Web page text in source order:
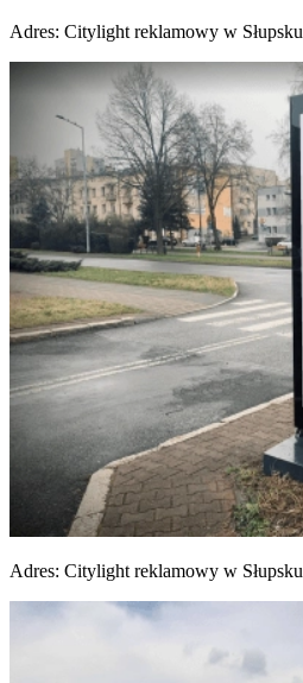
Adres: Citylight reklamowy w Słupsku
Adres: Citylight reklamowy w Słupsku